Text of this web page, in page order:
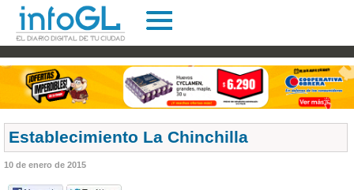
Establecimiento La Chinchilla
10 de enero de 2015